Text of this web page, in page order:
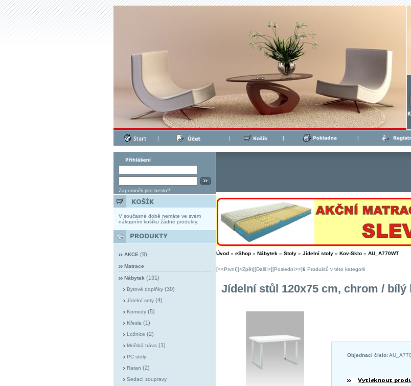
| | | |
Zapomněli jste heslo?
V současné době nemáte ve svém
nákupním košíku žádné produkty.
AKCE (9)
Matrace
Nábytek (131)
Bytové doplňky(30)
Jídelní sety(4)
Komody(5)
Křesla (1)
Ložnice (2)
Mořská tráva (1)
PC stoly
Ratan (2)
Sedací soupravy
Úvod» eShop» Nábytek» Stoly» Jídelní stoly» Kov-Sklo» AU_A770WT
[<<První][<Zpět][Další>][Poslední>>]6 Produktů v této kategorii
Jídelní stůl 120x75 cm, chrom / bílý
Objednací číslo: